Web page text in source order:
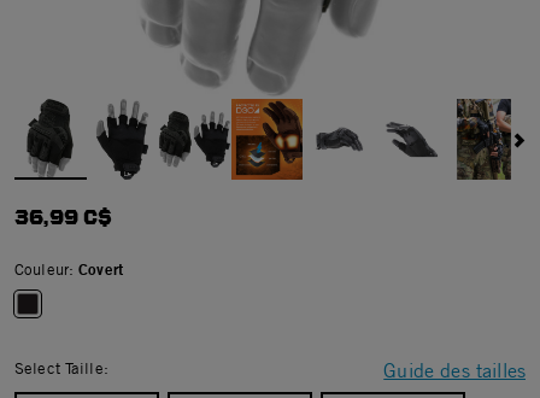
36,99 C$
Couleur:Covert
Guide des tailles
Select Taille: